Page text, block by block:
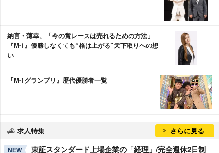
納言・薄幸、「今の賞レースは売れるための方法」
『M-1』優勝しなくても“格は上がる”天下取りへの想
い
『M-1グランプリ』歴代優勝者一覧
求人特集 さらに見る
NEW 東証スタンダード上場企業の「経理」/完全週休2日制